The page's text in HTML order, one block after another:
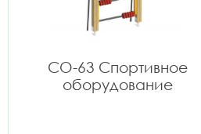
СО-63 Спортивное
оборудование